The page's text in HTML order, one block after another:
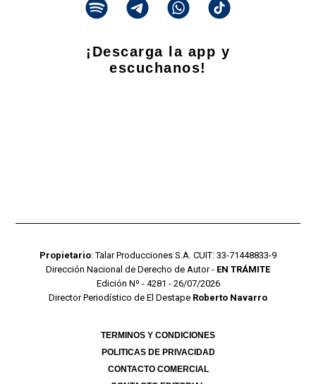
¡Descarga la app y
escuchanos!
Propietario: Talar Producciones S.A. CUIT: 33-71448833-9
Dirección Nacional de Derecho de Autor - EN TRÁMITE
Edición Nº - 4281 - 26/07/2026
Director Periodístico de El Destape Roberto Navarro
TERMINOS Y CONDICIONES
POLITICAS DE PRIVACIDAD
CONTACTO COMERCIAL